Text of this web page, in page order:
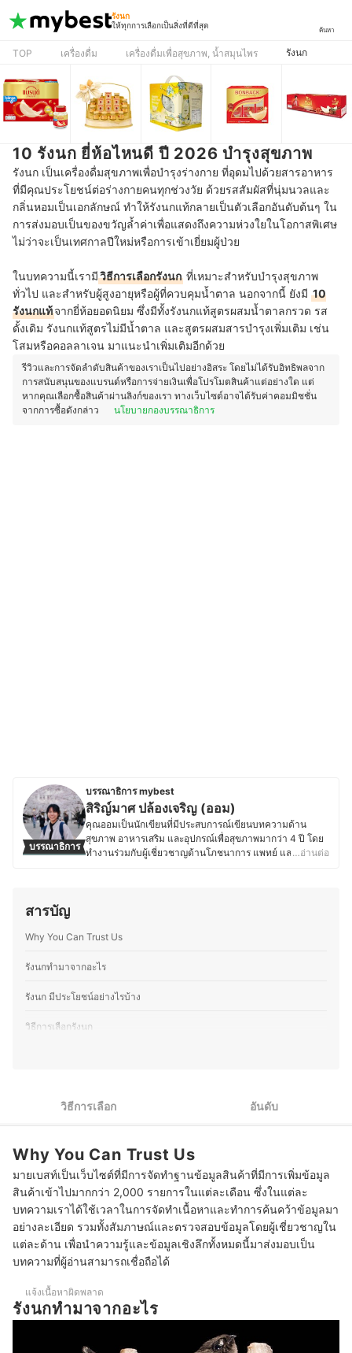
รังนก
ให้ทุกการเลือกเป็นสิ่งที่ดีที่สุด
ค้นหา
TOP เครื่องดื่ม เครื่องดื่มเพื่อสุขภาพ, น้ำสมุนไพร รังนก
10 รังนก ยี่ห้อไหนดี ปี 2026 บำรุงสุขภาพ
รังนก เป็นเครื่องดื่มสุขภาพเพื่อบำรุงร่างกาย ที่อุดมไปด้วยสารอาหาร
ที่มีคุณประโยชน์ต่อร่างกายคนทุกช่วงวัย ด้วยรสสัมผัสที่นุ่มนวลและ
กลิ่นหอมเป็นเอกลักษณ์ ทำให้รังนกแท้กลายเป็นตัวเลือกอันดับต้นๆ ใน
การส่งมอบเป็นของขวัญล้ำค่าเพื่อแสดงถึงความห่วงใยในโอกาสพิเศษ
ไม่ว่าจะเป็นเทศกาลปีใหม่หรือการเข้าเยี่ยมผู้ป่วย
ในบทความนี้เรามีวิธีการเลือกรังนก ที่เหมาะสำหรับบำรุงสุขภาพ
ทั่วไป และสำหรับผู้สูงอายุหรือผู้ที่ควบคุมน้ำตาล นอกจากนี้ ยังมี 10
รังนกแท้จากยี่ห้อยอดนิยม ซึ่งมีทั้งรังนกแท้สูตรผสมน้ำตาลกรวด รส
ดั้งเดิม รังนกแท้สูตรไม่มีน้ำตาล และสูตรผสมสารบำรุงเพิ่มเติม เช่น
โสมหรือคอลลาเจน มาแนะนำเพิ่มเติมอีกด้วย
รีวิวและการจัดลำดับสินค้าของเราเป็นไปอย่างอิสระ โดยไม่ได้รับอิทธิพลจาก
การสนับสนุนของแบรนด์หรือการจ่ายเงินเพื่อโปรโมตสินค้าแต่อย่างใด แต่
หากคุณเลือกซื้อสินค้าผ่านลิงก์ของเรา ทางเว็บไซต์อาจได้รับค่าคอมมิชชั่น
จากการซื้อดังกล่าว
นโยบายกองบรรณาธิการ
บรรณาธิการ
บรรณาธิการ mybest
สิริญ์มาศ ปล้องเจริญ (ออม)
คุณออมเป็นนักเขียนที่มีประสบการณ์เขียนบทความด้าน
สุขภาพ อาหารเสริม และอุปกรณ์เพื่อสุขภาพมากว่า 4 ปี โดย
ทำงานร่วมกับผู้เชี่ยวชาญด้านโภชนาการ แพทย์ และเภสัชกร
ทำให้เธอได้เรียนรู้แนวคิดด้านสุขภาพของชาวญี่ปุ่น ไม่ว่าจะ
สุขภาพแบบองค์รวม ทำให้คุณออมสนุกกับการแบ่งปันข้อมูล
เชื่อว่าการเลือกกินที่ดีและการปรับไลฟ์สไตล์ให้เหมาะสมเป็น
ถ่ายทอดความรู้ให้ผู้อ่านสามารถนำไปปรับใช้ได้จริง
…อ่านต่อ
สารบัญ
Why You Can Trust Us
รังนกทํามาจากอะไร
รังนก มีประโยชน์อย่างไรบ้าง
วิธีการเลือกรังนก
4 ตรวจสอบว่าเป็นผลิตภัณฑ์รังนกแท้ 100%
5 เลือกจากแพ็กเกจจิ้งของผลิตภัณฑ์รังนก
10 รังนก ยี่ห้อไหนดี บำรุงสุขภาพ
รังนกพร้อมดื่ม กินตอนไหนดี
บทความที่เกี่ยวข้องกับรังนก
วิธีการเลือก อันดับ
Why You Can Trust Us
มายเบสท์เป็นเว็บไซต์ที่มีการจัดทำฐานข้อมูลสินค้าที่มีการเพิ่มข้อมูล
สินค้าเข้าไปมากกว่า 2,000 รายการในแต่ละเดือน ซึ่งในแต่ละ
บทความเราได้ใช้เวลาในการจัดทำเนื้อหาและทำการค้นคว้าข้อมูลมา
อย่างละเอียด รวมทั้งสัมภาษณ์และตรวจสอบข้อมูลโดยผู้เชี่ยวชาญใน
แต่ละด้าน เพื่อนำความรู้และข้อมูลเชิงลึกทั้งหมดนี้มาส่งมอบเป็น
บทความที่ผู้อ่านสามารถเชื่อถือได้
แจ้งเนื้อหาผิดพลาด
รังนกทํามาจากอะไร